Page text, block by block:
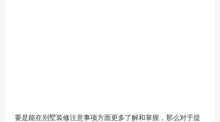
要是能在别墅装修注意事项方面更多了解和掌握，那么对于提